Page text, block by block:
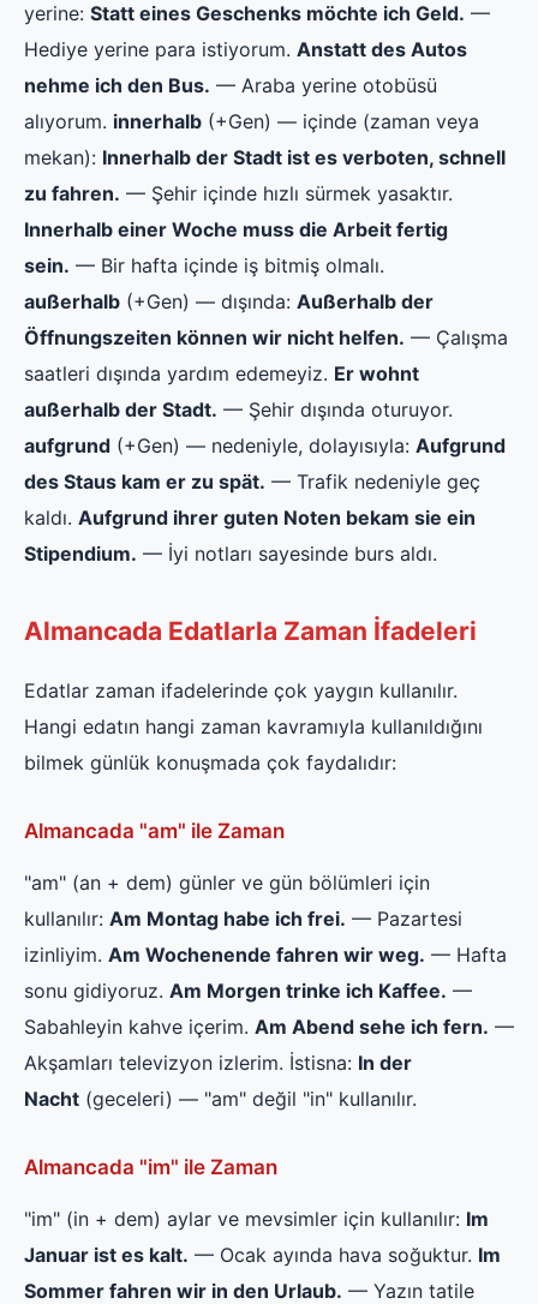
yerine: Statt eines Geschenks möchte ich Geld. —
Hediye yerine para istiyorum. Anstatt des Autos
nehme ich den Bus. — Araba yerine otobüsü
alıyorum. innerhalb (+Gen) — içinde (zaman veya
mekan): Innerhalb der Stadt ist es verboten, schnell
zu fahren. — Şehir içinde hızlı sürmek yasaktır.
Innerhalb einer Woche muss die Arbeit fertig
sein. — Bir hafta içinde iş bitmiş olmalı.
außerhalb (+Gen) — dışında: Außerhalb der
Öffnungszeiten können wir nicht helfen. — Çalışma
saatleri dışında yardım edemeyiz. Er wohnt
außerhalb der Stadt. — Şehir dışında oturuyor.
aufgrund (+Gen) — nedeniyle, dolayısıyla: Aufgrund
des Staus kam er zu spät. — Trafik nedeniyle geç
kaldı. Aufgrund ihrer guten Noten bekam sie ein
Stipendium. — İyi notları sayesinde burs aldı.
Almancada Edatlarla Zaman İfadeleri
Edatlar zaman ifadelerinde çok yaygın kullanılır.
Hangi edatın hangi zaman kavramıyla kullanıldığını
bilmek günlük konuşmada çok faydalıdır:
Almancada "am" ile Zaman
"am" (an + dem) günler ve gün bölümleri için
kullanılır: Am Montag habe ich frei. — Pazartesi
izinliyim. Am Wochenende fahren wir weg. — Hafta
sonu gidiyoruz. Am Morgen trinke ich Kaffee. —
Sabahleyin kahve içerim. Am Abend sehe ich fern. —
Akşamları televizyon izlerim. İstisna: In der
Nacht (geceleri) — "am" değil "in" kullanılır.
Almancada "im" ile Zaman
"im" (in + dem) aylar ve mevsimler için kullanılır: Im
Januar ist es kalt. — Ocak ayında hava soğuktur. Im
Sommer fahren wir in den Urlaub. — Yazın tatile